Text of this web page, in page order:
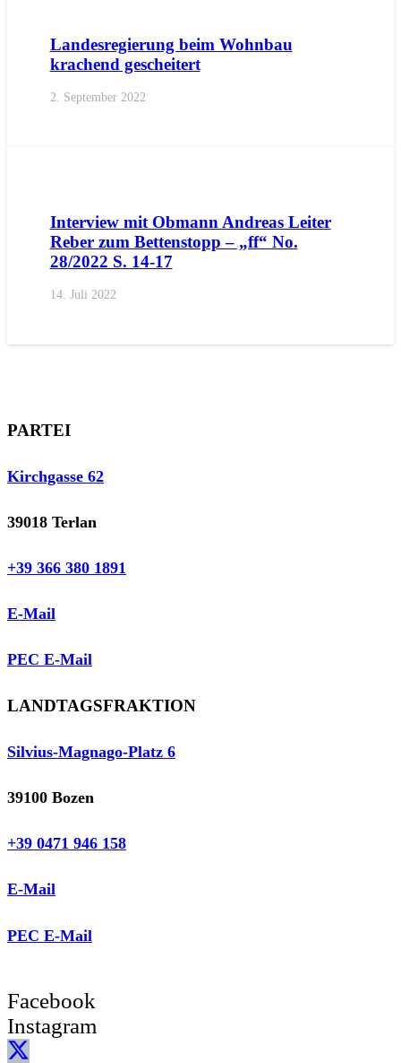
Landesregierung beim Wohnbau
krachend gescheitert
2. September 2022
Interview mit Obmann Andreas Leiter
Reber zum Bettenstopp – „ff“ No.
28/2022 S. 14-17
14. Juli 2022
PARTEI
Kirchgasse 62
39018 Terlan
+39 366 380 1891
E-Mail
PEC E-Mail
LANDTAGSFRAKTION
Silvius-Magnago-Platz 6
39100 Bozen
+39 0471 946 158
E-Mail
PEC E-Mail
Facebook
Instagram